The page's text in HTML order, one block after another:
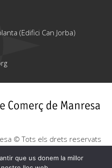
(Edifici Can Jorba)
© Tots els drets reservats
Política de cookies
que us donem la millor